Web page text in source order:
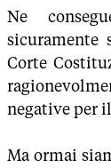
Ne
sicuramente
Corte
negative per
Ma ormai